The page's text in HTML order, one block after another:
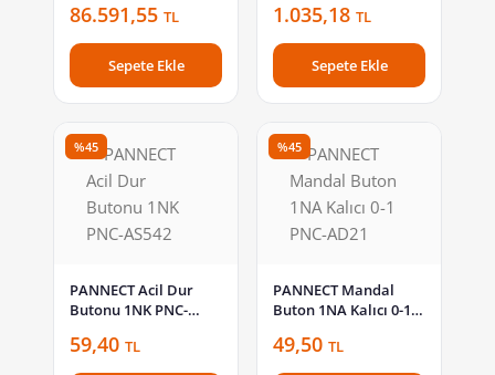
045G/055P-3
86.591,55 TL
Sepete Ekle
1.035,18 TL
Sepete Ekle
%45
PANNECT Acil Dur
Butonu 1NK PNC-
59,40 TL
%45
PANNECT Mandal
Buton 1NA Kalıcı 0-1
49,50 TL